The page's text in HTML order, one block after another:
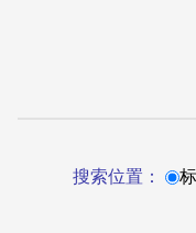
搜索位置：